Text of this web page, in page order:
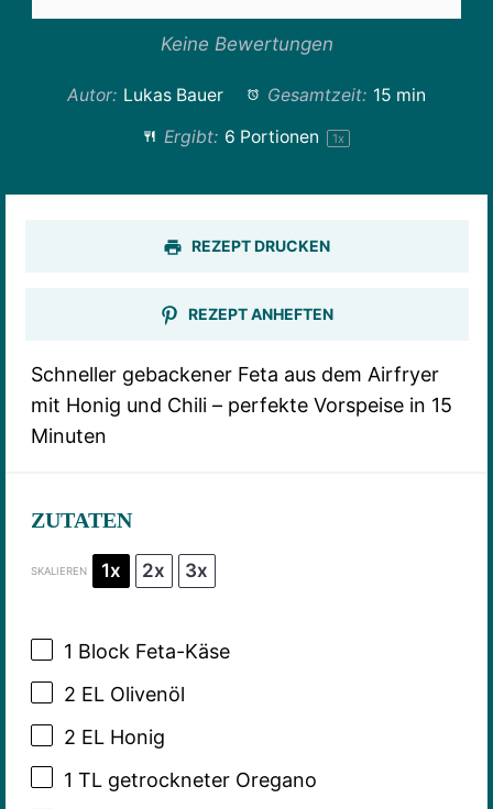
Keine Bewertungen
Autor: Lukas Bauer Gesamtzeit: 15 min
Ergibt: 6 Portionen 1x
REZEPT DRUCKEN
REZEPT ANHEFTEN
Schneller gebackener Feta aus dem Airfryer
mit Honig und Chili – perfekte Vorspeise in 15
Minuten
ZUTATEN
SKALIEREN 1x 2x 3x
1 Block Feta-Käse
2 EL Olivenöl
2 EL Honig
1 TL getrockneter Oregano